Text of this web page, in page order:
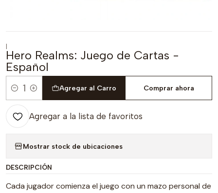
|
Hero Realms: Juego de Cartas -
Español
Cantidad
Agregar al Carro Comprar ahora
Agregar a la lista de favoritos
Mostrar stock de ubicaciones
DESCRIPCIÓN
Cada jugador comienza el juego con un mazo personal de